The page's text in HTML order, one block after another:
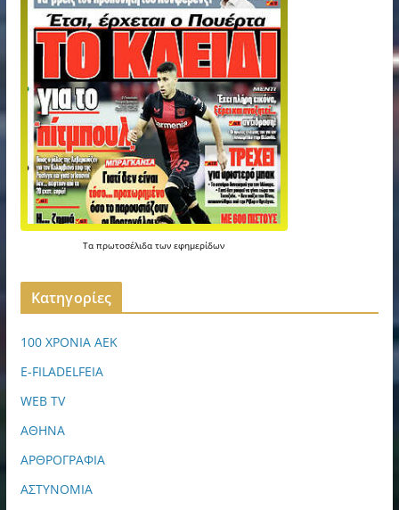
Ταπρωτοσέλιδατωνεφημερίδων
Kατηγορίες
100 ΧΡΟΝΙΑ ΑΕΚ
E-FILADELFEIA
WEB TV
ΑΘΗΝΑ
ΑΡΘΡΟΓΡΑΦΙΑ
ΑΣΤΥΝΟΜΙΑ